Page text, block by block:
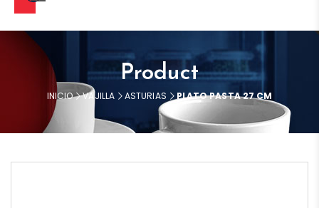
Product
INICIO VAJILLA ASTURIAS PLATO PASTA 27 CM